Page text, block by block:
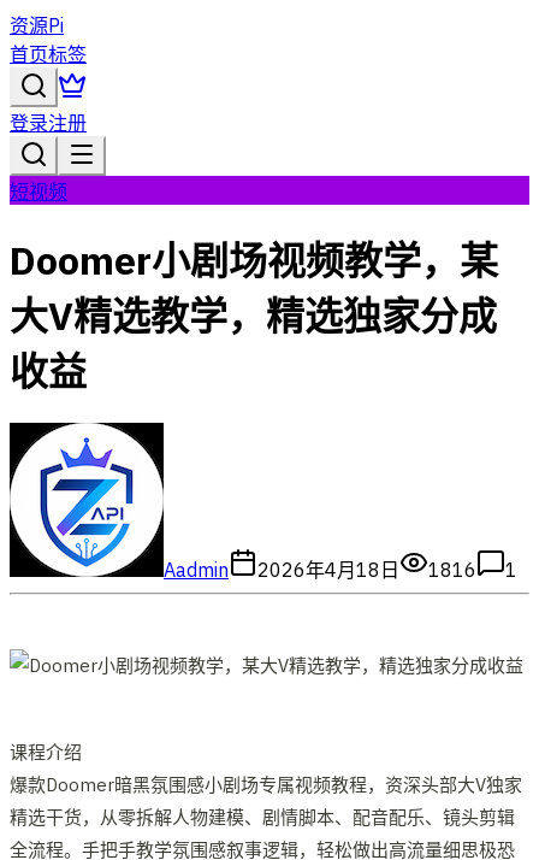
资源Pi
首页标签
登录注册
短视频
Doomer小剧场视频教学，某
大V精选教学，精选独家分成
收益
Aadmin 2026年4月18日 1816 1
课程介绍
爆款Doomer暗黑氛围感小剧场专属视频教程，资深头部大V独家
精选干货，从零拆解人物建模、剧情脚本、配音配乐、镜头剪辑
全流程。手把手教学氛围感叙事逻辑，轻松做出高流量细思极恐